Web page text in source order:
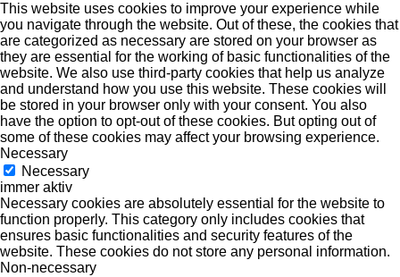
This website uses cookies to improve your experience while
you navigate through the website. Out of these, the cookies that
are categorized as necessary are stored on your browser as
they are essential for the working of basic functionalities of the
website. We also use third-party cookies that help us analyze
and understand how you use this website. These cookies will
be stored in your browser only with your consent. You also
have the option to opt-out of these cookies. But opting out of
some of these cookies may affect your browsing experience.
Necessary
Necessary
immer aktiv
Necessary cookies are absolutely essential for the website to
function properly. This category only includes cookies that
ensures basic functionalities and security features of the
website. These cookies do not store any personal information.
Non-necessary